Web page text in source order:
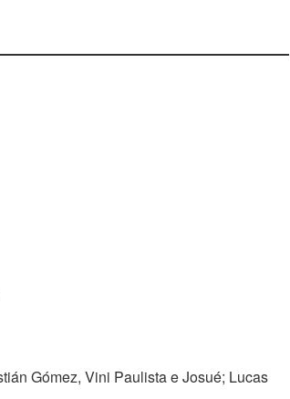
Gómez, Vini Paulista e Josué; Lucas